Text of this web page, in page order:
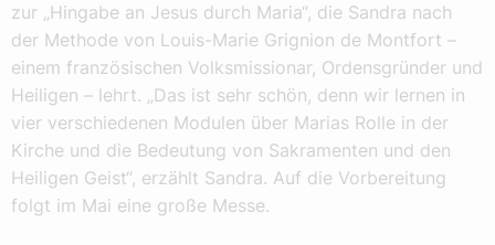
zur „Hingabe an Jesus durch Maria“, die Sandra nach
der Methode von Louis-Marie Grignion de Montfort –
einem französischen Volksmissionar, Ordensgründer und
Heiligen – lehrt. „Das ist sehr schön, denn wir lernen in
vier verschiedenen Modulen über Marias Rolle in der
Kirche und die Bedeutung von Sakramenten und den
Heiligen Geist“, erzählt Sandra. Auf die Vorbereitung
folgt im Mai eine große Messe.